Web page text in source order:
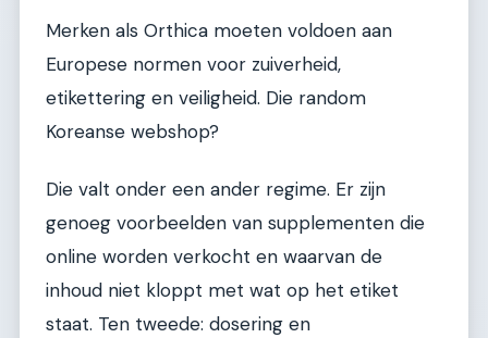
Merken als Orthica moeten voldoen aan
Europese normen voor zuiverheid,
etikettering en veiligheid. Die random
Koreanse webshop?
Die valt onder een ander regime. Er zijn
genoeg voorbeelden van supplementen die
online worden verkocht en waarvan de
inhoud niet kloppt met wat op het etiket
staat. Ten tweede: dosering en